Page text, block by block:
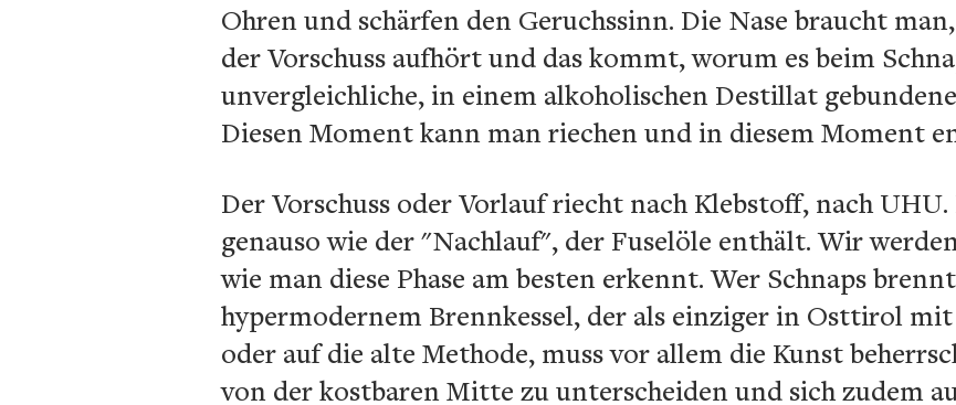
Ohren und schärfen den Geruchssinn. Die Nase braucht
der Vorschuss aufhört und das kommt, worum es beim
unvergleichliche, in einem alkoholischen Destillat
Diesen Moment kann man riechen und in diesem Moment
Der Vorschuss oder Vorlauf riecht nach Klebstoff, nach
genauso wie der "Nachlauf", der Fuselöle enthält. Wir
wie man diese Phase am besten erkennt. Wer Schnaps
hypermodernem Brennkessel, der als einziger in Osttirol
oder auf die alte Methode, muss vor allem die Kunst
von der kostbaren Mitte zu unterscheiden und sich zudem